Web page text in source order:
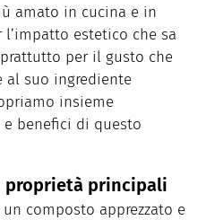
amato in cucina e in
estetico che sa
per il gusto che
al suo ingrediente
insieme
benefici di questo
proprietà principali
composto apprezzato e